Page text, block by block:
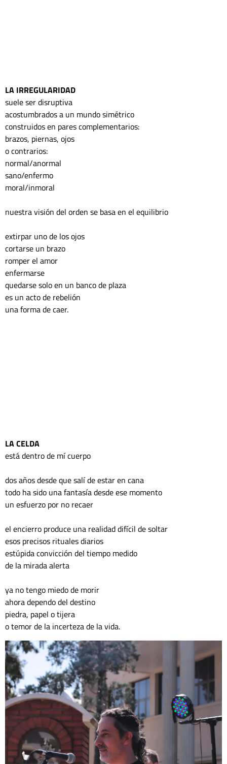
LA IRREGULARIDAD
suele ser disruptiva
acostumbrados a un mundo simétrico
construidos en pares complementarios:
brazos, piernas, ojos
o contrarios:
normal/anormal
sano/enfermo
moral/inmoral
nuestra visión del orden se basa en el equilibrio
extirpar uno de los ojos
cortarse un brazo
romper el amor
enfermarse
quedarse solo en un banco de plaza
es un acto de rebelión
una forma de caer.
LA CELDA
está dentro de mí cuerpo
dos años desde que salí de estar en cana
todo ha sido una fantasía desde ese momento
un esfuerzo por no recaer
el encierro produce una realidad difícil de soltar
esos precisos rituales diarios
estúpida convicción del tiempo medido
de la mirada alerta
ya no tengo miedo de morir
ahora dependo del destino
piedra, papel o tijera
o temor de la incerteza de la vida.